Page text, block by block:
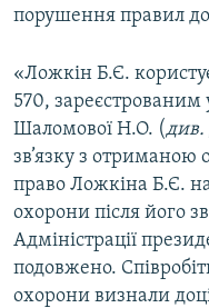
порушення правил
«Ложкін Б.Є.
570, зареєстрованим
Шаломової Н.О. (див.
зв’язку з
право Ложкіна Б.Є.
охорони після його
Адміністрації
подовжено.
охорони визнали